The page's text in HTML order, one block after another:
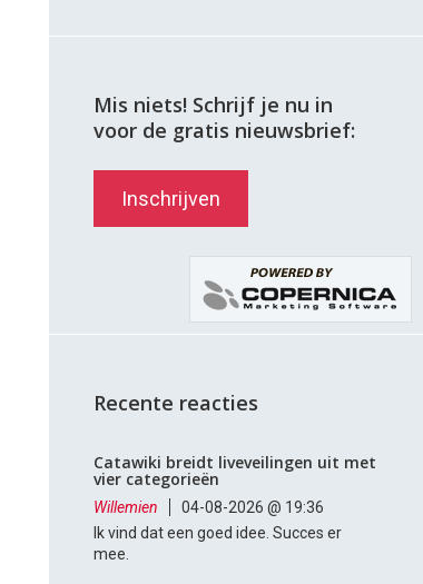
Mis niets! Schrijf je nu in
voor de gratis nieuwsbrief:
Inschrijven
Recente reacties
Catawiki breidt liveveilingen uit met
vier categorieën
Willemien
04-08-2026 @ 19:36
Ik vind dat een goed idee. Succes er
mee.